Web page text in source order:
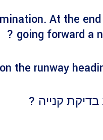
At the
going forward a
the runway
קנייה ?